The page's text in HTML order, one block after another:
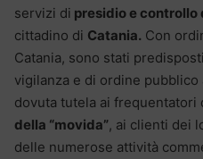
servizi di presidio e
cittadino di Catania. Con
Catania, sono stati
vigilanza e di ordine
dovuta tutela ai frequentatori
della “movida”, ai clienti dei
delle numerose attività